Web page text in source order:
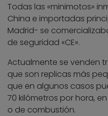
Todas las «minimotos»
China e importadas
Madrid- se
de seguridad «CE».
Actualmente se venden
que son replicas más
que en algunos casos
70 kilómetros por hora,
o de combustión.